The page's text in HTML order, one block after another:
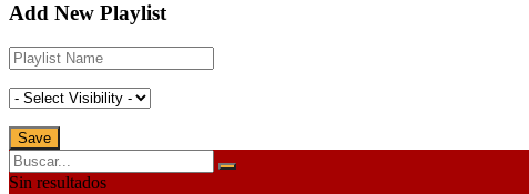
Add New Playlist
Sin resultados